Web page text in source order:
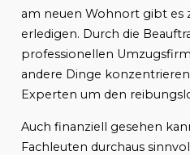
am neuen Wohnort gibt es
erledigen. Durch die
professionellen
andere Dinge
Experten um den
Auch finanziell gesehen
Fachleuten durchaus